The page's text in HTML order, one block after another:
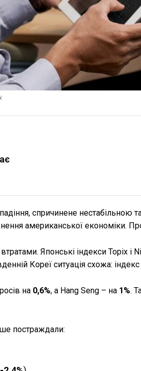
спричинене
американської економіки.
Японські індекси Topix і
Кореї ситуація схожа:
на 0,6%, а Hang Seng – на 1%.
постраждали: